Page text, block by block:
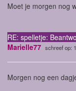
Moet je morgen nog
RE: spelletje:
Marielle77 schreef op:
Morgen nog een